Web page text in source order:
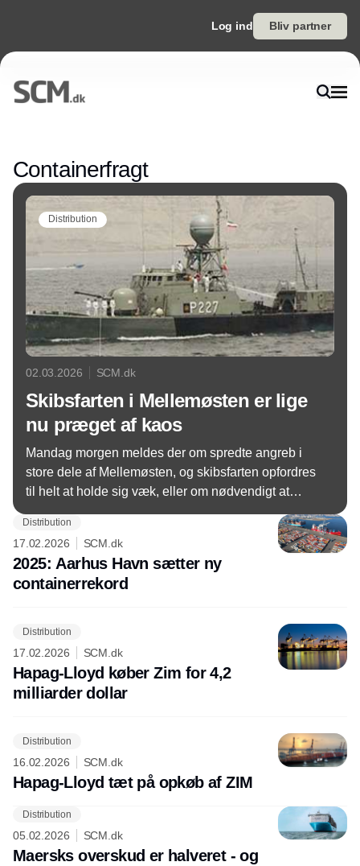
Log ind Bliv partner
Containerfragt
Distribution
02.03.2026 SCM.dk
Skibsfarten i Mellemøsten er lige
nu præget af kaos
Mandag morgen meldes der om spredte angreb i
store dele af Mellemøsten, og skibsfarten opfordres
til helt at holde sig væk, eller om nødvendigt at
sænket en del af den iranske flåde, efter at der blev
fremsat trusler om at lukke Hormuzstrædet.
Distribution
17.02.2026 SCM.dk
2025: Aarhus Havn sætter ny
containerrekord
Distribution
17.02.2026 SCM.dk
Hapag-Lloyd køber Zim for 4,2
milliarder dollar
Distribution
16.02.2026 SCM.dk
Hapag-Lloyd tæt på opkøb af ZIM
Distribution
05.02.2026 SCM.dk
Maersks overskud er halveret - og